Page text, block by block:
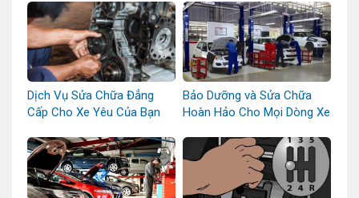
Dịch Vụ Sửa Chữa Đẳng
Cấp Cho Xe Yêu Của Bạn
Bảo Dưỡng và Sửa Chữa
Hoàn Hảo Cho Mọi Dòng Xe